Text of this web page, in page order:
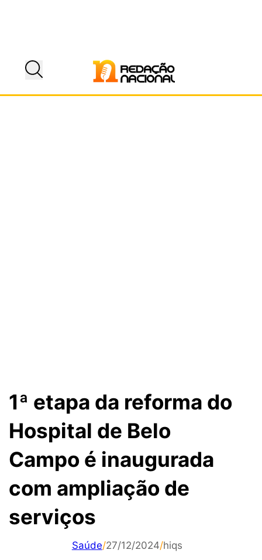
1ª etapa da reforma do
Hospital de Belo
Campo é inaugurada
com ampliação de
serviços
Saúde/27/12/2024/hiqs